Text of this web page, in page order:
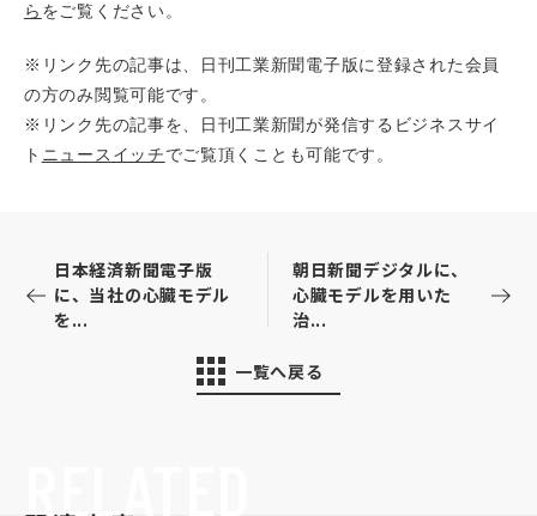
ら をご覧ください。
※リンク先の記事は、日刊工業新聞電子版に登録された会員
の方のみ閲覧可能です。
※リンク先の記事を、日刊工業新聞が発信するビジネスサイ
ト ニュースイッチでご覧頂くことも可能です。
日本経済新聞電子版
に、当社の心臓モデル
を...
一覧へ戻る
朝日新聞デジタルに、
心臓モデルを用いた
治...